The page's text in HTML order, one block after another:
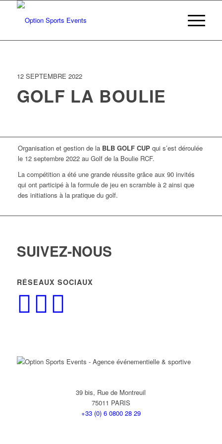
12 SEPTEMBRE 2022
GOLF LA BOULIE
Organisation et gestion de la BLB GOLF CUPqui s’est déroulée
le 12 septembre 2022 au Golf de la Boulie RCF.
La compétition a été une grande réussite grâce aux 90 invités
qui ont participé à la formule de jeu en scramble à 2 ainsi que
des initiations à la pratique du golf.
SUIVEZ-NOUS
RÉSEAUX SOCIAUX
39 bis, Rue de Montreuil
75011 PARIS
+33 (0) 6 0800 28 29